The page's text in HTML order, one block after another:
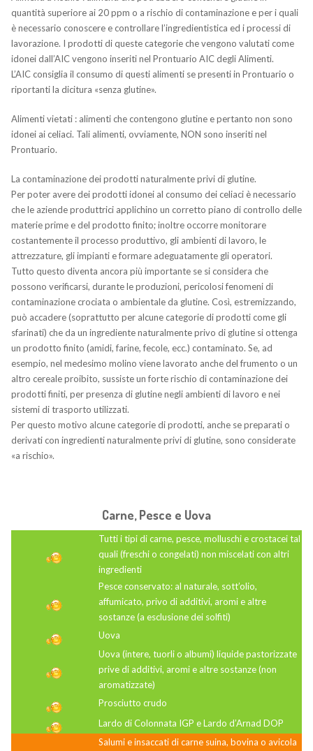
quantità superiore ai 20 ppm o a rischio di contaminazione e per i quali
è necessario conoscere e controllare l’ingredientistica ed i processi di
lavorazione. I prodotti di queste categorie che vengono valutati come
idonei dall’AIC vengono inseriti nel Prontuario AIC degli Alimenti.
L’AIC consiglia il consumo di questi alimenti se presenti in Prontuario o
riportanti la dicitura «senza glutine».
Alimenti vietati : alimenti che contengono glutine e pertanto non sono
idonei ai celiaci. Tali alimenti, ovviamente, NON sono inseriti nel
Prontuario.
La contaminazione dei prodotti naturalmente privi di glutine.
Per poter avere dei prodotti idonei al consumo dei celiaci è necessario
che le aziende produttrici applichino un corretto piano di controllo delle
materie prime e del prodotto finito; inoltre occorre monitorare
costantemente il processo produttivo, gli ambienti di lavoro, le
attrezzature, gli impianti e formare adeguatamente gli operatori.
Tutto questo diventa ancora più importante se si considera che
possono verificarsi, durante le produzioni, pericolosi fenomeni di
contaminazione crociata o ambientale da glutine. Così, estremizzando,
può accadere (soprattutto per alcune categorie di prodotti come gli
sfarinati) che da un ingrediente naturalmente privo di glutine si ottenga
un prodotto finito (amidi, farine, fecole, ecc.) contaminato. Se, ad
esempio, nel medesimo molino viene lavorato anche del frumento o un
altro cereale proibito, sussiste un forte rischio di contaminazione dei
prodotti finiti, per presenza di glutine negli ambienti di lavoro e nei
sistemi di trasporto utilizzati.
Per questo motivo alcune categorie di prodotti, anche se preparati o
derivati con ingredienti naturalmente privi di glutine, sono considerate
«a rischio».
Carne, Pesce e Uova
Tutti i tipi di carne, pesce, molluschi e crostacei tal
quali (freschi o congelati) non miscelati con altri
ingredienti
Pesce conservato: al naturale, sott’olio,
affumicato, privo di additivi, aromi e altre
sostanze (a esclusione dei solfiti)
Uova
Uova (intere, tuorli o albumi) liquide pastorizzate
prive di additivi, aromi e altre sostanze (non
aromatizzate)
Prosciutto crudo
Lardo di Colonnata IGP e Lardo d’Arnad DOP
Salumi e insaccati di carne suina, bovina o avicola